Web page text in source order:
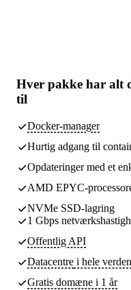
Hver pakke har alt
til
Docker-manager
Hurtig adgang til
Opdateringer med et
AMD EPYC-
NVMe SSD-lagring
1 Gbps
Offentlig API
Datacentre i hele verden
Gratis domæne i 1 år